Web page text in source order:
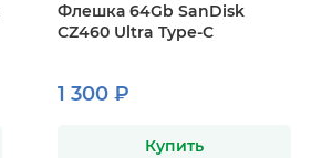
Флешка 64Gb SanDisk
CZ460 Ultra Type-C
1 300 ₽
Купить